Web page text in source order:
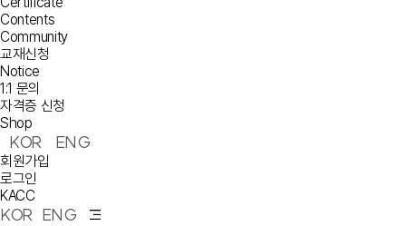
Contents
Community
교재신청
Notice
1:1 문의
자격증 신청
Shop
KOR ENG
회원가입
로그인
KACC
KOR ENG